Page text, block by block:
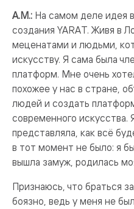
А.М.: На самом деле идея
создания YARAT. Живя в
меценатами и людьми,
искусству. Я сама была
платформ. Мне очень
похожее у нас в стране,
людей и создать
современного искусства.
представляла, как всё
в тот момент не было: я
вышла замуж, родилась
Признаюсь, что браться
боязно, ведь у меня не